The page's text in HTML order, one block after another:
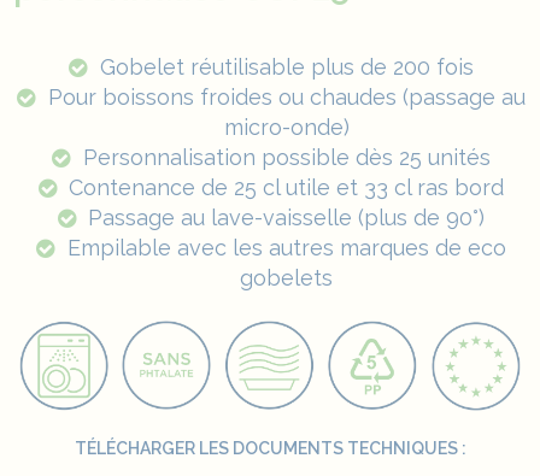
Gobelet réutilisable plus de 200 fois
Pour boissons froides ou chaudes (passage au
micro-onde)
Personnalisation possible dès 25 unités
Contenance de 25 cl utile et 33 cl ras bord
Passage au lave-vaisselle (plus de 90°)
Empilable avec les autres marques de eco
gobelets
TÉLÉCHARGER LES DOCUMENTS TECHNIQUES :